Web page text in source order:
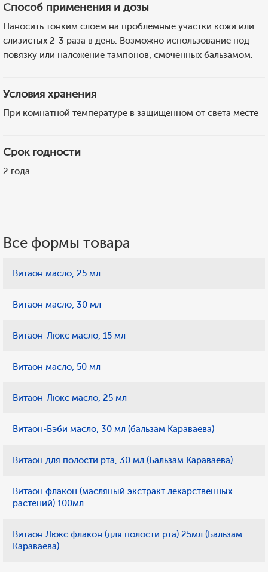
Способ применения и дозы
Наносить тонким слоем на проблемные участки кожи или
слизистых 2-3 раза в день. Возможно использование под
повязку или наложение тампонов, смоченных бальзамом.
Условия хранения
При комнатной температуре в защищенном от света месте
Срок годности
2 года
Все формы товара
Витаон масло, 25 мл
Витаон масло, 30 мл
Витаон-Люкс масло, 15 мл
Витаон масло, 50 мл
Витаон-Люкс масло, 25 мл
Витаон-Бэби масло, 30 мл (бальзам Караваева)
Витаон для полости рта, 30 мл (Бальзам Караваева)
Витаон флакон (масляный экстракт лекарственных
растений) 100мл
Витаон Люкс флакон (для полости рта) 25мл (Бальзам
Караваева)